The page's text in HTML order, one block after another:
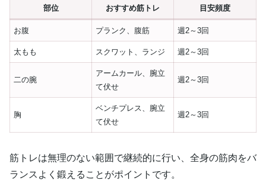
部位 おすすめ筋トレ 目安頻度
お腹 プランク、腹筋 週2～3回
太もも スクワット、ランジ 週2～3回
二の腕
アームカール、腕立
て伏せ
週2～3回
胸
ベンチプレス、腕立
て伏せ
週2～3回
筋トレは無理のない範囲で継続的に行い、全身の筋肉をバ
ランスよく鍛えることがポイントです。